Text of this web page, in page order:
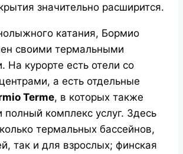
значительно расширится.
катания, Бормио
своими термальными
На курорте есть отели со
а есть отдельные
Terme, в которых также
комплекс услуг. Здесь
термальных бассейнов,
так и для взрослых; финская